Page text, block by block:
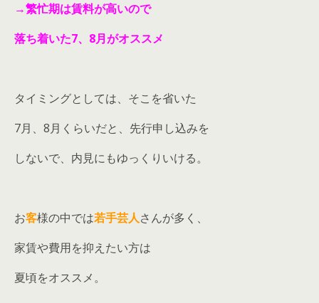
→繁忙期は賃料が高いので
落ち着いた7、8月がオススメ
タイミングとしては、そこを省いた
7月、8月くらいだと、先行申し込みを
しないで、内見にもゆっくりいける。
お客様の中では若手芸人さんが多く、
家賃や費用を抑えたい方は
夏頃をオススメ。